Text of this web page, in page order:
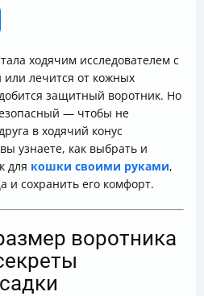
и мобильность питомца
— что выбрать?
материала и конструкции
ходячим исследователем с
или лечится от кожных
защитный воротник. Но
— чтобы не
в ходячий конус
узнаете, как выбрать и
для кошки своими руками,
и сохранить его комфорт.
воротника